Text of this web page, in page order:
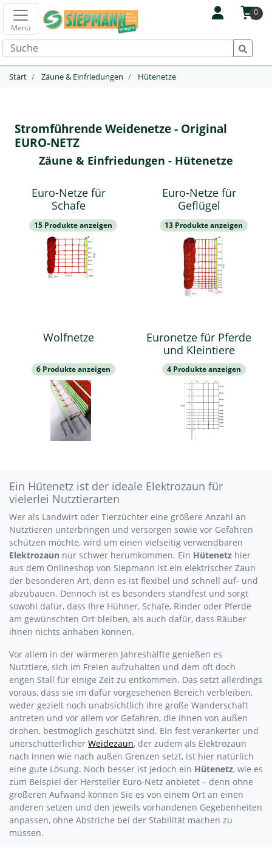
0
Menü
Start Zäune & Einfriedungen Hütenetze
Stromführende Weidenetze - Original
EURO-NETZ
Zäune & Einfriedungen - Hütenetze
Euro-Netze für
Schafe
15 Produkte anzeigen
Euro-Netze für
Geflügel
13 Produkte anzeigen
Wolfnetze
6 Produkte anzeigen
Euronetze für Pferde
und Kleintiere
4 Produkte anzeigen
Ein Hütenetz ist der ideale Elektrozaun für
vielerlei Nutztierarten
Wer als Landwirt oder Tierzüchter eine größere Anzahl an
Nutztieren unterbringen und versorgen sowie vor Gefahren
schützen möchte, wird um einen vielseitig verwendbaren
Elektrozaun nur schwer herumkommen. Ein Hütenetz hier
aus dem Onlineshop von Siepmann ist ein elektrischer Zaun
der besonderen Art, denn es ist flexibel und schnell auf- und
abzubauen. Dennoch ist es besonders standfest und sorgt
sowohl dafür, dass Ihre Hühner, Schafe, Rinder oder Pferde
am gewünschten Ort bleiben, als auch dafür, dass Räuber
ihnen nichts anhaben können.
Vor allem in der wärmeren Jahreshälfte genießen es
Nutztiere, sich im Freien aufzuhalten und dem oft doch
engen Stall für einige Zeit zu entkommen. Das setzt allerdings
voraus, dass sie im dafür vorgesehenen Bereich verbleiben,
weder gezielt noch unabsichtlich ihre große Wanderschaft
antreten und vor allem vor Gefahren, die ihnen von außen
drohen, bestmöglich geschützt sind. Ein fest verankerter und
unerschütterlicher Weidezaun, der zudem als Elektrozaun
nach innen wie nach außen Grenzen setzt, ist hier natürlich
eine gute Lösung. Noch besser ist jedoch ein Hütenetz, wie es
zum Beispiel der Hersteller Euro-Netz anbietet – denn ohne
größeren Aufwand können Sie es von einem Ort an einen
anderen setzen und den jeweils vorhandenen Gegebenheiten
anpassen, ohne Abstriche bei der Stabilität machen zu
müssen.